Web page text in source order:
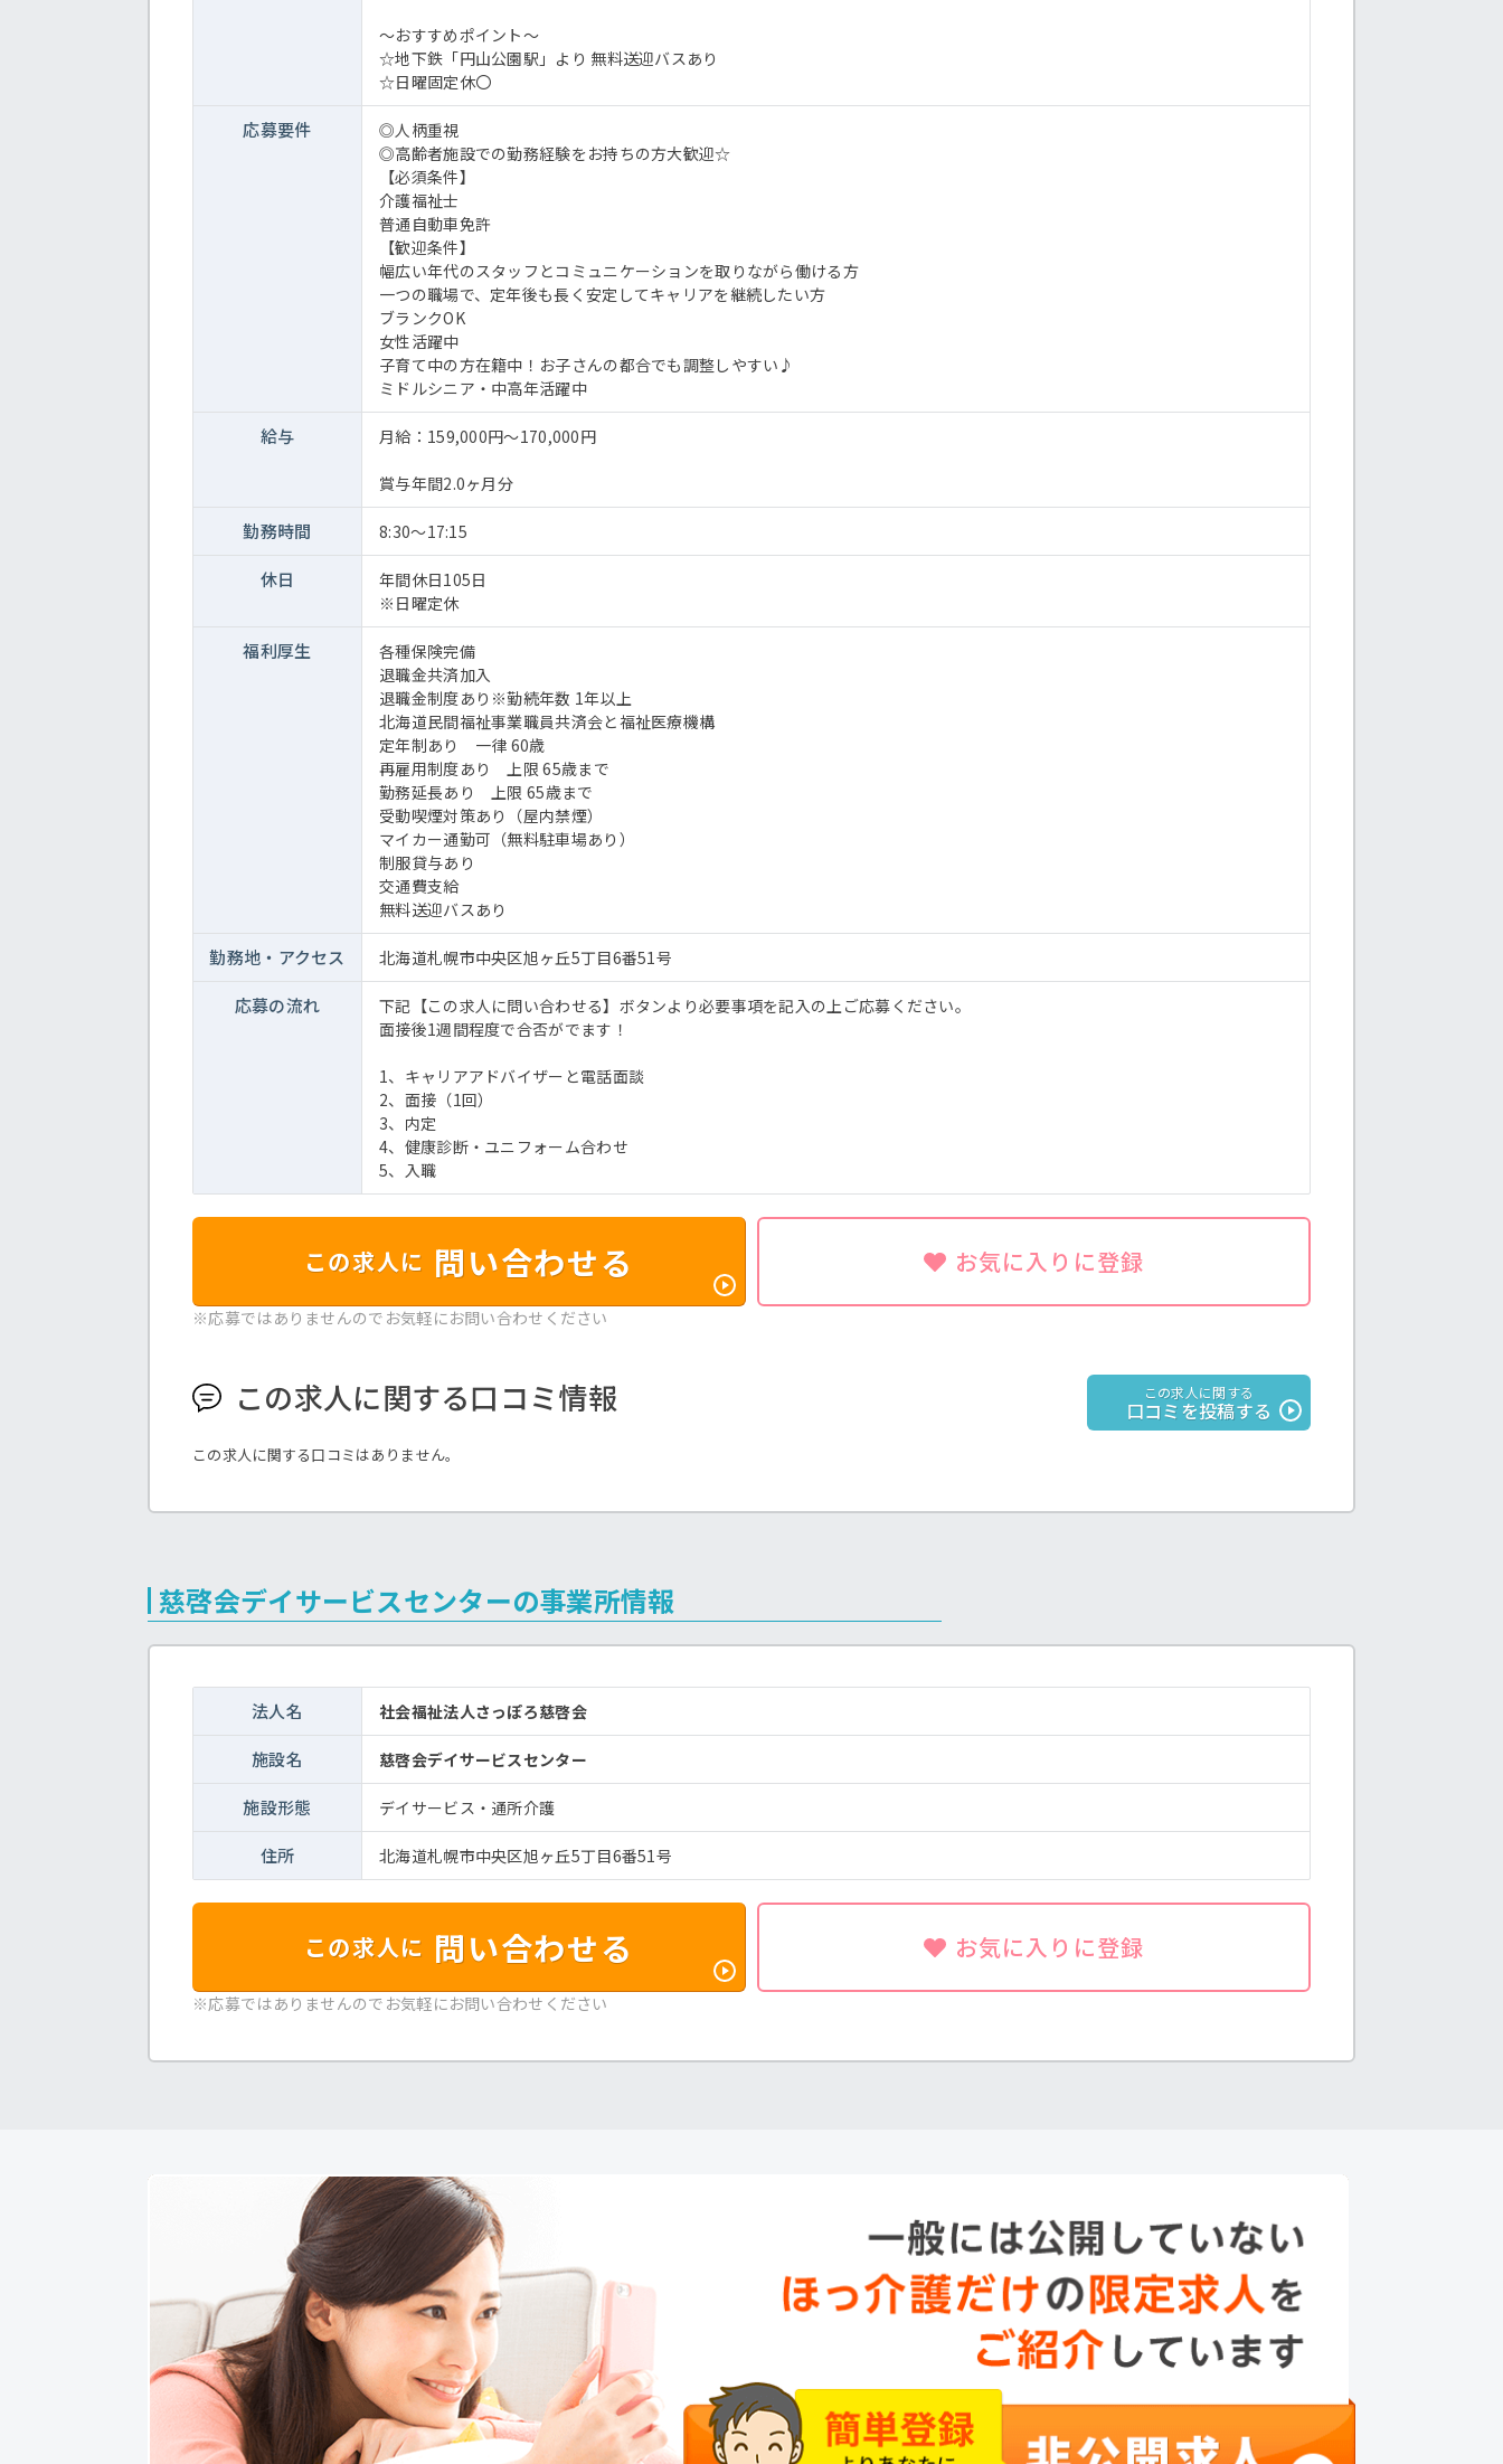
～おすすめポイント～
☆地下鉄「円山公園駅」より 無料送迎バスあり
☆日曜固定休〇
応募要件
◎人柄重視
◎高齢者施設での勤務経験をお持ちの方大歓迎☆
【必須条件】
介護福祉士
普通自動車免許
【歓迎条件】
幅広い年代のスタッフとコミュニケーションを取りながら働ける方
一つの職場で、定年後も長く安定してキャリアを継続したい方
ブランクOK
女性活躍中
子育て中の方在籍中！お子さんの都合でも調整しやすい♪
ミドルシニア・中高年活躍中
給与 月給：159,000円～170,000円
賞与年間2.0ヶ月分
勤務時間 8:30～17:15
休日
年間休日105日
※日曜定休
福利厚生
各種保険完備
退職金共済加入
退職金制度あり※勤続年数 1年以上
北海道民間福祉事業職員共済会と福祉医療機構
定年制あり 一律 60歳
再雇用制度あり 上限 65歳まで
勤務延長あり 上限 65歳まで
受動喫煙対策あり（屋内禁煙）
マイカー通勤可（無料駐車場あり）
制服貸与あり
交通費支給
無料送迎バスあり
勤務地・ アクセス 北海道札幌市中央区旭ヶ丘5丁目6番51号
応募の流れ
下記【この求人に問い合わせる】ボタンより必要事項を記入の上ご応募ください。
面接後1週間程度で合否がでます！
1、キャリアアドバイザーと電話面談
2、面接（1回）
3、内定
4、健康診断・ユニフォーム合わせ
5、入職
この求人に 問い合わせる お気に入りに登録
※応募ではありませんのでお気軽にお問い合わせください
この求人に関する口コミ情報 この求人に関する
口コミを投稿する
この求人に関する口コミはありません。
慈啓会デイサービスセンターの事業所情報
法人名 社会福祉法人さっぽろ慈啓会
施設名 慈啓会デイサービスセンター
施設形態 デイサービス・通所介護
住所 北海道札幌市中央区旭ヶ丘5丁目6番51号
この求人に 問い合わせる お気に入りに登録
※応募ではありませんのでお気軽にお問い合わせください